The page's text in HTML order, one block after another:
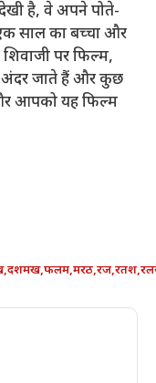
है, वे अपने पोते-
एक साल का बच्चा और
शिवाजी पर फिल्म,
अंदर जाते हैं और कुछ
आपको यह फिल्म
,दशमख,फलम,मरठ,रज,रतश,